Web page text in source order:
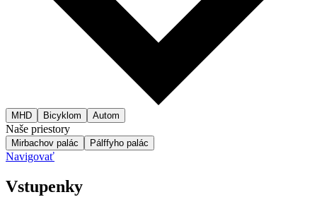
MHD Bicyklom Autom
Naše priestory
Mirbachov palác Pálffyho palác
Navigovať
Vstupenky